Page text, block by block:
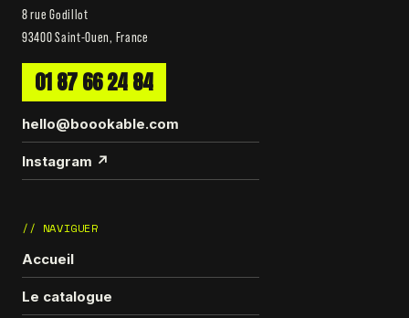
8 rue Godillot
93400 Saint-Ouen, France
01 87 66 24 84
hello@boookable.com
Instagram ↗
// NAVIGUER
Accueil
Le catalogue